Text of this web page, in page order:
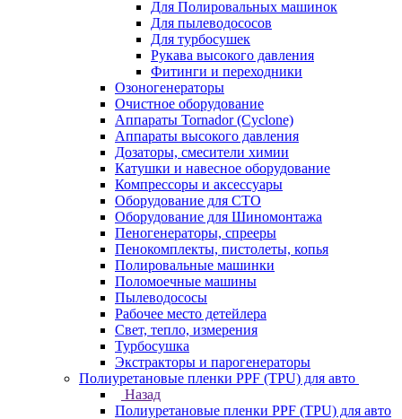
Для Полировальных машинок
Для пылеводососов
Для турбосушек
Рукава высокого давления
Фитинги и переходники
Озоногенераторы
Очистное оборудование
Аппараты Tornador (Cyclone)
Аппараты высокого давления
Дозаторы, смесители химии
Катушки и навесное оборудование
Компрессоры и аксессуары
Оборудование для СТО
Оборудование для Шиномонтажа
Пеногенераторы, спрееры
Пенокомплекты, пистолеты, копья
Полировальные машинки
Поломоечные машины
Пылеводососы
Рабочее место детейлера
Свет, тепло, измерения
Турбосушка
Экстракторы и парогенераторы
Полиуретановые пленки PPF (TPU) для авто
Назад
Полиуретановые пленки PPF (TPU) для авто